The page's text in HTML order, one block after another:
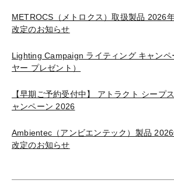
METROCS（メトロクス）取扱製品 2026
改定のお知らせ
Lighting Campaign ライティング キャンペ
ヤー プレゼント）
【早期ご予約受付中】 アトラクト シープ
ャンペーン 2026
Ambientec（アンビエンテック）製品
改定のお知らせ